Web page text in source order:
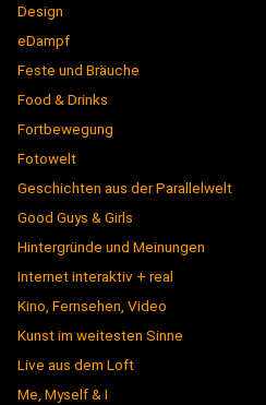
Design
eDampf
Feste und Bräuche
Food & Drinks
Fortbewegung
Fotowelt
Geschichten aus der Parallelwelt
Good Guys & Girls
Hintergründe und Meinungen
Internet interaktiv + real
Kino, Fernsehen, Video
Kunst im weitesten Sinne
Live aus dem Loft
Me, Myself & I